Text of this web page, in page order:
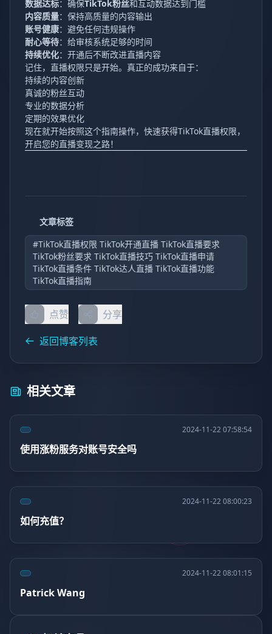
数据达标：确保TikTok粉丝和互动数据达到门槛
内容质量：保持高质量的内容输出
账号健康：避免任何违规操作
耐心等待：给审核系统足够的时间
持续优化：开通后不断改进直播内容
记住，直播权限只是开始。真正的成功来自于：
持续的内容创新
真诚的粉丝互动
专业的数据分析
定期的效果优化
现在就开始按照这个指南操作，快速获得TikTok直播权限，
开启您的直播变现之路！
文章标签
#TikTok直播权限 TikTok开通直播 TikTok直播要求
TikTok粉丝要求 TikTok直播技巧 TikTok直播申请
TikTok直播条件 TikTok达人直播 TikTok直播功能
TikTok直播指南
点赞
分享
返回博客列表
相关文章
2024-11-22 07:58:54
使用涨粉服务对账号安全吗
2024-11-22 08:00:23
如何充值？
2024-11-22 08:01:15
Patrick Wang